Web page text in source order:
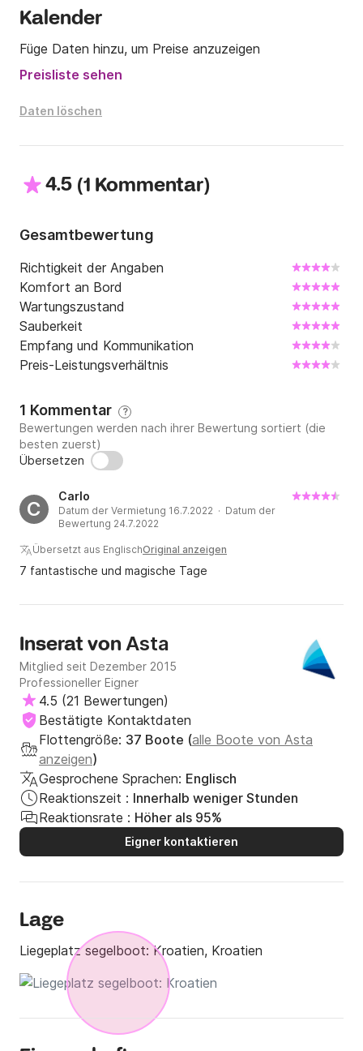
Kalender
Füge Daten hinzu, um Preise anzuzeigen
Preisliste sehen
Daten löschen
4.5 (1 Kommentar)
Gesamtbewertung
Richtigkeit der Angaben
Komfort an Bord
Wartungszustand
Sauberkeit
Empfang und Kommunikation
Preis-Leistungsverhältnis
1 Kommentar ?
Bewertungen werden nach ihrer Bewertung sortiert (die
besten zuerst)
Übersetzen
C
Carlo
Datum der Vermietung 16.7.2022 · Datum der
Bewertung 24.7.2022
Übersetzt aus EnglischOriginal anzeigen
7 fantastische und magische Tage
Inserat von Asta
Mitglied seit Dezember 2015
Professioneller Eigner
4.5 (21 Bewertungen)
Bestätigte Kontaktdaten
Flottengröße: 37 Boote (alle Boote von Asta
anzeigen)
Gesprochene Sprachen: Englisch
Reaktionszeit : Innerhalb weniger Stunden
Reaktionsrate : Höher als 95%
Eigner kontaktieren
Lage
Liegeplatz segelboot:Kroatien, Kroatien